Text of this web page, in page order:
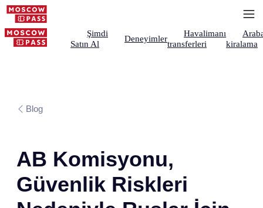
Şimdi
Satın Al
Deneyimler
Havalimanı
transferleri
kiralama
Blog
AB Komisyonu,
Güvenlik Riskleri